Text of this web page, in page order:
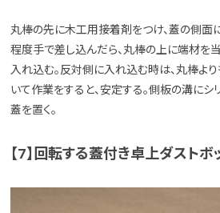
丸棒の先に木工用接着剤をつけ、蓋の側面
程度手で差し込んだら、丸棒の上に端材を
入れ込む。反対側に入れ込む時は、丸棒よ
いて作業をすると、安定する。側板の溝にシ
蓋を置く。
【7】回転する蓋付き卓上ダスト